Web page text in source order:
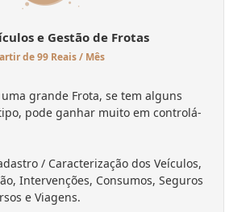
e Gestão de Frotas
de 99 Reais / Mês
grande Frota, se tem alguns
pode ganhar muito em controlá-
/ Caracterização dos Veículos,
Intervenções, Consumos, Seguros
e Viagens.